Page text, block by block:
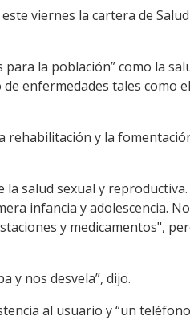
viernes la cartera de
la población” como la
enfermedades tales como
rehabilitación y la
salud sexual y reproductiva.
infancia y adolescencia.
y medicamentos",
y nos desvela”, dijo.
al usuario y “un